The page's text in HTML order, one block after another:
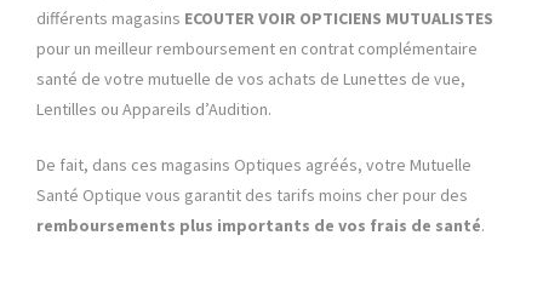
différents magasins ECOUTER VOIR OPTICIENS MUTUALISTES
pour un meilleur remboursement en contrat complémentaire
santé de votre mutuelle de vos achats de Lunettes de vue,
Lentilles ou Appareils d’Audition.
De fait, dans ces magasins Optiques agréés, votre Mutuelle
Santé Optique vous garantit des tarifs moins cher pour des
remboursements plus importants de vos frais de santé.